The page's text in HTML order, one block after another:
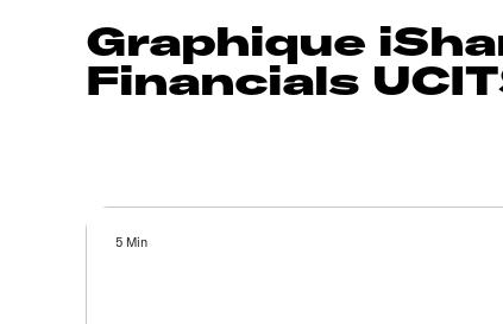
Graphique
Financials
5 Min